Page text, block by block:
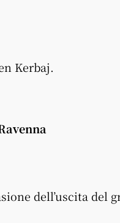
Kerbaj.
dell’uscita del